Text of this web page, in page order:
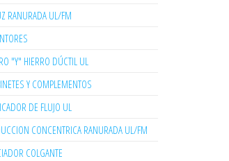
RANURADA UL/FM
"Y" HIERRO DÚCTIL UL
Y COMPLEMENTOS
DE FLUJO UL
CONCENTRICA RANURADA UL/FM
COLGANTE